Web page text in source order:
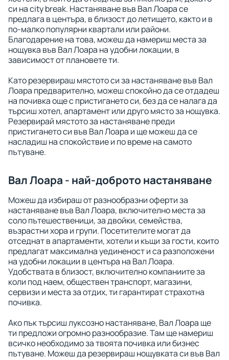
си на city break. Настаняване във Вал Лоара се
предлага в центъра, в близост до летището, както и в
по-малко популярни квартали или райони.
Благодарение на това, можеш да намериш места за
нощувка във Вал Лоара на удобни локации, в
зависимост от плановете ти.
Като резервираш мястото си за настаняване във Вал
Лоара предварително, можеш спокойно да се отдадеш
на почивка още с пристигането си, без да се налага да
търсиш хотел, апартамент или друго място за нощувка.
Резервирай мястото за настаняване преди
пристигането си във Вал Лоара и ще можеш да се
насладиш на спокойствие и по време на самото
пътуване.
Вал Лоара - най-доброто настаняване
Можеш да избираш от разнообразни оферти за
настаняване във Вал Лоара, включително места за
соло пътешественици, за двойки, семейства,
възрастни хора и групи. Посетителите могат да
отседнат в апартаменти, хотели и къщи за гости, които
предлагат максимална уединеност и са разположени
на удобни локации в центъра на Вал Лоара.
Удобствата в близост, включително компаниите за
коли под наем, обществен транспорт, магазини,
сервизи и места за отдих, ти гарантират страхотна
почивка.
Ако пък търсиш луксозно настаняване, Вал Лоара ще
ти предложи огромно разнообразие. Там ще намериш
всичко необходимо за твоята почивка или бизнес
пътуване. Можеш да резервираш нощувката си във Вал